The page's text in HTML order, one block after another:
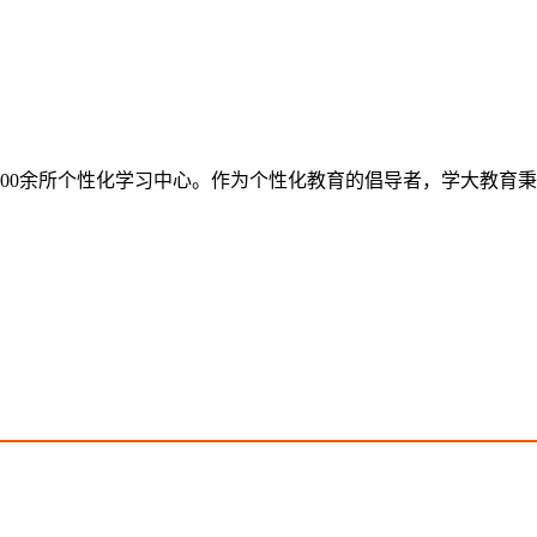
余所个性化学习中心。作为个性化教育的倡导者，学大教育